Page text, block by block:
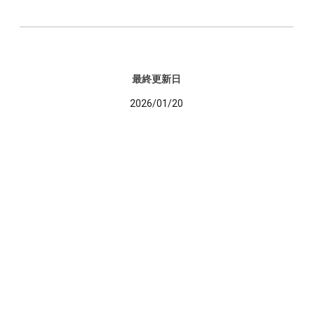
最終更新日
2026/01/20